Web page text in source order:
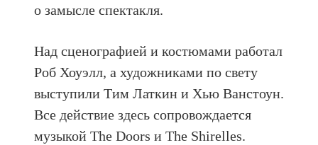
о замысле спектакля.
Над сценографией и костюмами работал
Роб Хоуэлл, а художниками по свету
выступили Тим Латкин и Хью Ванстоун.
Все действие здесь сопровождается
музыкой The Doors и The Shirelles.